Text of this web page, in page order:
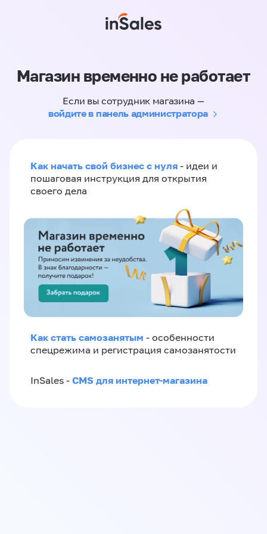
Магазин временно не работает
Если вы сотрудник магазина —
войдите в панель администратора
Как начать свой бизнес с нуля - идеи и
пошаговая инструкция для открытия
своего дела
Как стать самозанятым - особенности
спецрежима и регистрация самозанятости
InSales - CMS для интернет-магазина